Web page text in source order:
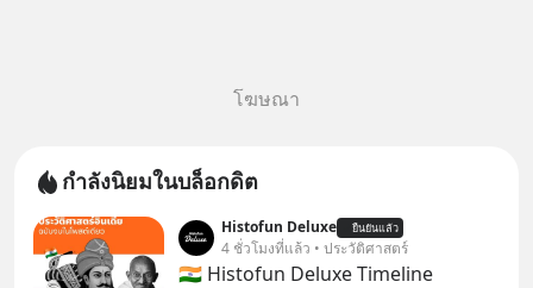
โฆษณา
กำลังนิยมในบล็อกดิต
Histofun Deluxe ยืนยันแล้ว
4 ชั่วโมงที่แล้ว • ประวัติศาสตร์
🇮🇳 Histofun Deluxe Timeline